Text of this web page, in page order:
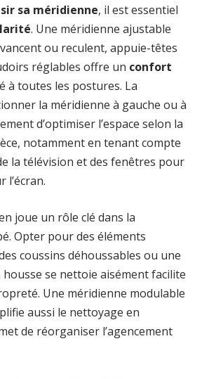
sa méridienne, il est essentiel
. Une méridienne ajustable
ou reculent, appuie-têtes
réglables offre un confort
à toutes les postures. La
la méridienne à gauche ou à
d’optimiser l’espace selon la
notamment en tenant compte
la télévision et des fenêtres pour
l’écran.
joue un rôle clé dans la
Opter pour des éléments
coussins déhoussables ou une
se nettoie aisément facilite
Une méridienne modulable
aussi le nettoyage en
de réorganiser l’agencement